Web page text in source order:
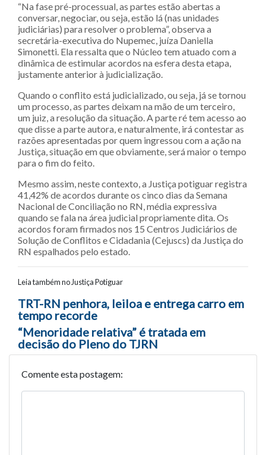
“Na fase pré-processual, as partes estão abertas a
conversar, negociar, ou seja, estão lá (nas unidades
judiciárias) para resolver o problema”, observa a
secretária-executiva do Nupemec, juíza Daniella
Simonetti. Ela ressalta que o Núcleo tem atuado com a
dinâmica de estimular acordos na esfera desta etapa,
justamente anterior à judicialização.
Quando o conflito está judicializado, ou seja, já se tornou
um processo, as partes deixam na mão de um terceiro,
um juiz, a resolução da situação. A parte ré tem acesso ao
que disse a parte autora, e naturalmente, irá contestar as
razões apresentadas por quem ingressou com a ação na
Justiça, situação em que obviamente, será maior o tempo
para o fim do feito.
Mesmo assim, neste contexto, a Justiça potiguar registra
41,42% de acordos durante os cinco dias da Semana
Nacional de Conciliação no RN, média expressiva
quando se fala na área judicial propriamente dita. Os
acordos foram firmados nos 15 Centros Judiciários de
Solução de Conflitos e Cidadania (Cejuscs) da Justiça do
RN espalhados pelo estado.
Leia também no Justiça Potiguar
Navegação entre posts
TRT-RN penhora, leiloa e entrega carro em
tempo recorde
“Menoridade relativa” é tratada em
decisão do Pleno do TJRN
Comente esta postagem: